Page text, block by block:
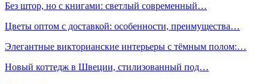
Без штор, но с книгами: светлый современный…
Цветы оптом с доставкой: особенности, преимущества…
Элегантные викторианские интерьеры с тёмным полом:…
Новый коттедж в Швеции, стилизованный под…